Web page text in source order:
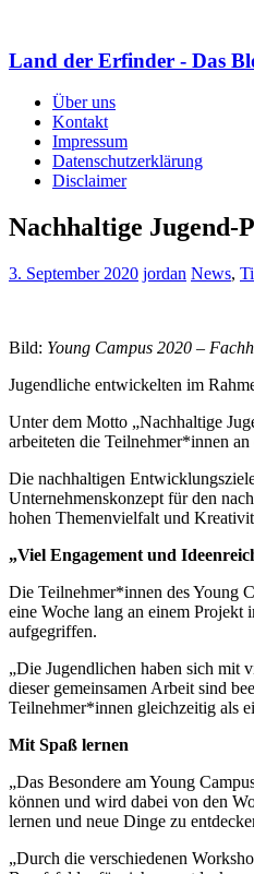
Land der Erfinder - Das
Über uns
Kontakt
Impressum
Datenschutzerklärung
Disclaimer
Nachhaltige Jugend-
3. September 2020 jordan News,
Bild: Young Campus 2020 –
Jugendliche entwickelten im
Unter dem Motto „Nachhaltige
arbeiteten die Teilnehmer*innen
Die nachhaltigen
Unternehmenskonzept für den
hohen Themenvielfalt und
„Viel Engagement und
Die Teilnehmer*innen des Young
eine Woche lang an einem Projekt
aufgegriffen.
„Die Jugendlichen haben sich mit
dieser gemeinsamen Arbeit sind
Teilnehmer*innen gleichzeitig als
Mit Spaß lernen
„Das Besondere am Young
können und wird dabei von den
lernen und neue Dinge zu
„Durch die verschiedenen